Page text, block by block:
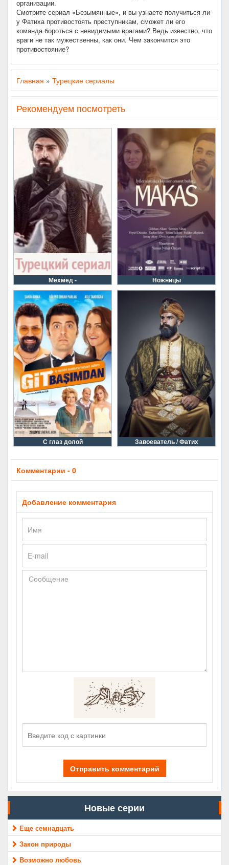
организации.
Смотрите сериал «Безымянные», и вы узнаете получиться ли
у Фатиха противостоять преступникам, сможет ли его
команда бороться с невидимыми врагами? Ведь известно, что
враги не так мужественны, как они. Чем закончится это
противостояние?
Главная » Турецкие сериалы
Рекомендуем посмотреть
Мехмед - Ножницы
С глаз долой Завоеватель / Фатих
Комментарии - 0
Добавление комментария
Отправить комментарий
Новые серии
Еще семнадцать
Закон природы
Возможно любовь